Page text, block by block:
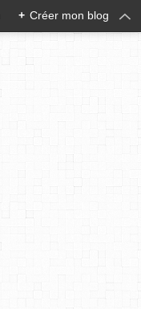
+ Créer mon blog